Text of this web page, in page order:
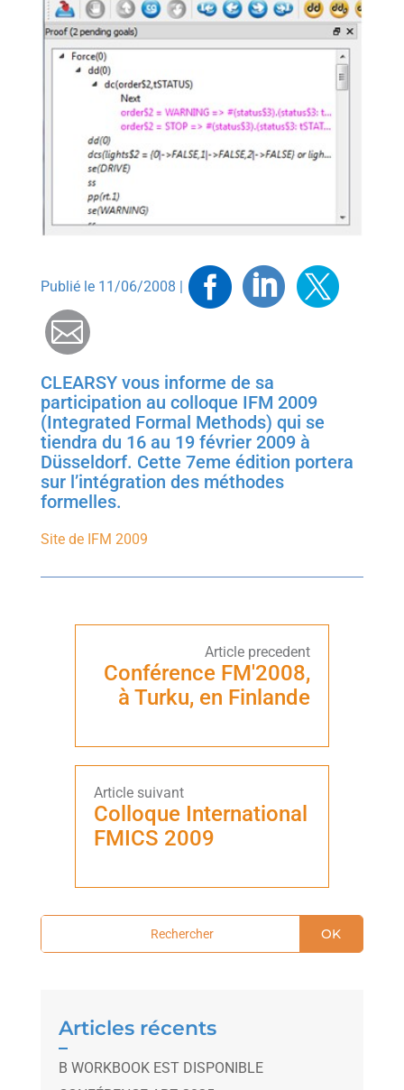
Publié le 11/06/2008 | Facebook
Linkedin
Mail
CLEARSY vous informe de sa
participation au colloque IFM 2009
(Integrated Formal Methods) qui se
tiendra du 16 au 19 février 2009 à
Düsseldorf. Cette 7eme édition portera
sur l’intégration des méthodes
formelles.
Site de IFM 2009
Conférence FM'2008,
à Turku, en Finlande
Colloque International
FMICS 2009
OK
Articles récents
B WORKBOOK EST DISPONIBLE